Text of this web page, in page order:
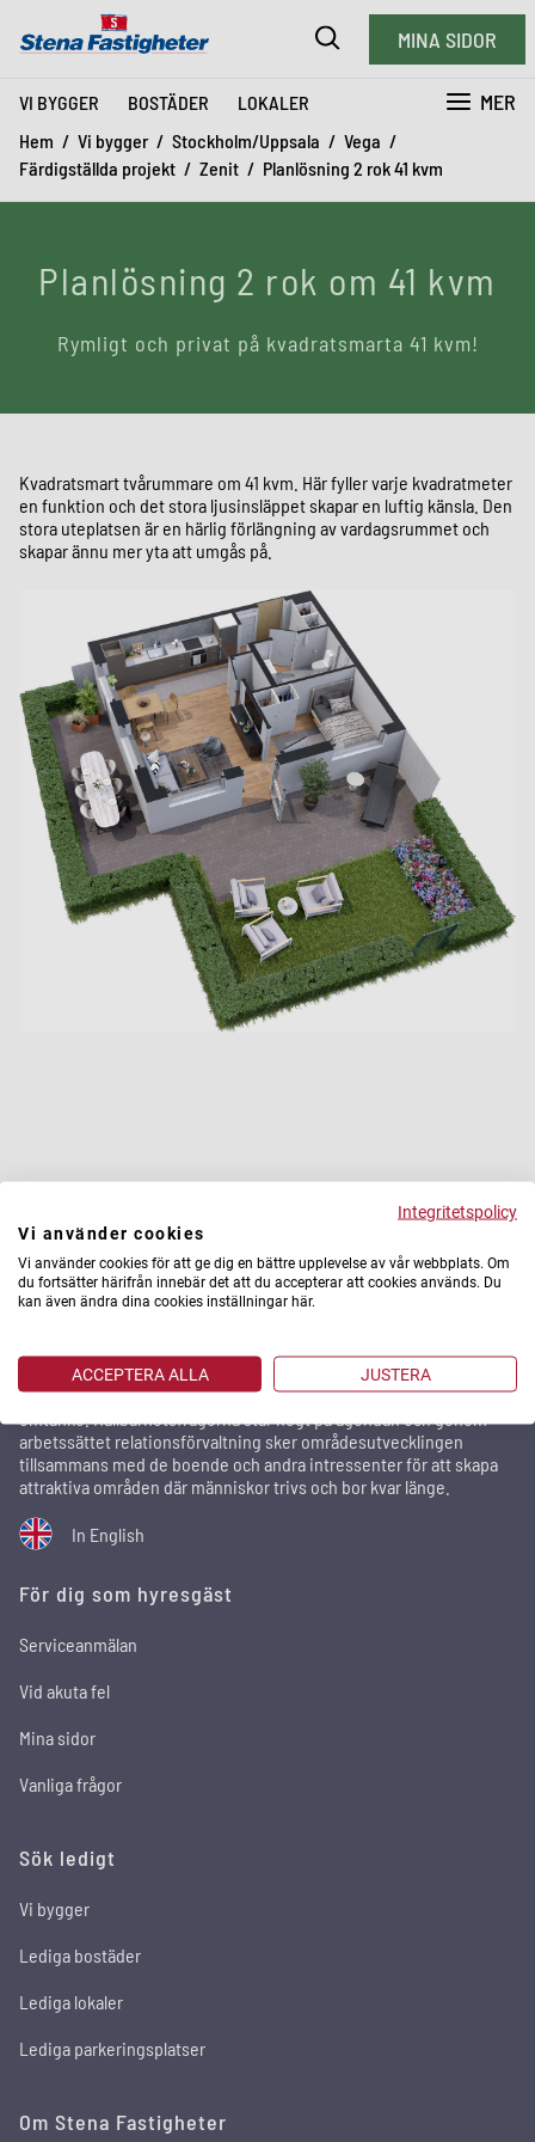
VI BYGGER BOSTÄDER LOKALER MER
MINA SIDOR
Hem Vi bygger Stockholm/Uppsala
Vega
Färdigställda projekt
Zenit Planlösning 2 rok 41 kvm
Planlösning 2 rok om 41 kvm
Rymligt och privat på kvadratsmarta 41 kvm!
Kvadratsmart tvårummare om 41 kvm. Här fyller varje kvadratmeter
en funktion och det stora ljusinsläppet skapar en luftig känsla. Den
stora uteplatsen är en härlig förlängning av vardagsrummet och
skapar ännu mer yta att umgås på.
Stena Fastigheter
fastighetsbolag med 29 500 bostäder och 2 100 lokaler i
storstadsregionerna. Utomlands äger och förvaltar vi fastigheter
via Stena Real Estate. Vi utvecklar städer och förvaltar med
omtanke. Hållbarhetsfrågorna står högt på agendan och genom
arbetssättet relationsförvaltning sker områdesutvecklingen
tillsammans med de boende och andra intressenter för att skapa
attraktiva områden där människor trivs och bor kvar länge.
In English
För dig som hyresgäst
Serviceanmälan
Vid akuta fel
Mina sidor
Vanliga frågor
Sök ledigt
Vi bygger
Lediga bostäder
Lediga lokaler
Lediga parkeringsplatser
Om Stena Fastigheter
Integritetspolicy
Vi använder cookies
Vi använder cookies för att ge dig en bättre upplevelse av vår webbplats. Om
du fortsätter härifrån innebär det att du accepterar att cookies används. Du
kan även ändra dina cookies inställningar här.
ACCEPTERA ALLA JUSTERA